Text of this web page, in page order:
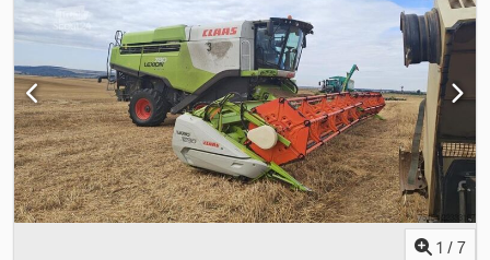
Rotorstunden:906, Autopilot, Zweirad, Hydrostatischer Antrieb,
Luftgefederter Sitz, Radio, Rundumleuchte, automatische
Schneidwerksführung (Autocontour...), Spreuverteiler,
Schneidwerk, Vorfahrtregelung,
Radialverteiler_____,Lagerort:Kunde Credpfx Aszmb Itodkef
1 / 7